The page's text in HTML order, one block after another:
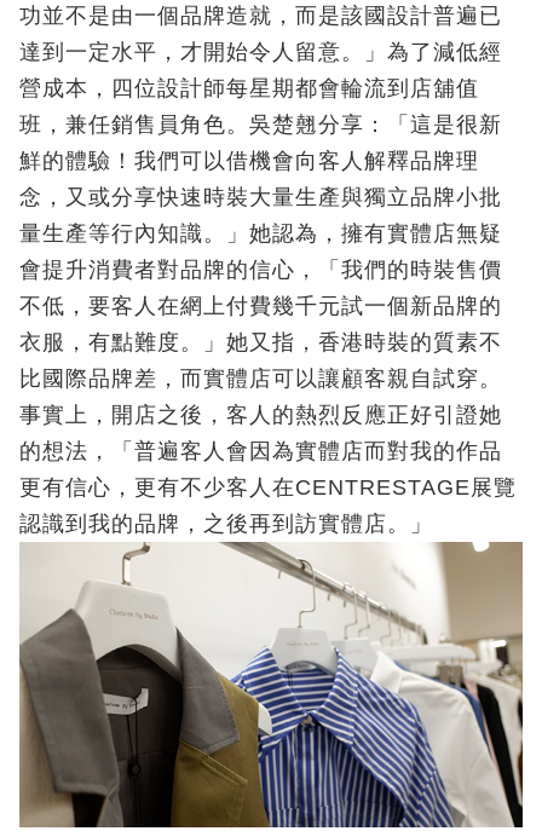
功並不是由一個品牌造就，而是該國設計普遍已
達到一定水平，才開始令人留意。」為了減低經
營成本，四位設計師每星期都會輪流到店舖值
班，兼任銷售員角色。吳楚翹分享：「這是很新
鮮的體驗！我們可以借機會向客人解釋品牌理
念，又或分享快速時裝大量生產與獨立品牌小批
量生產等行內知識。」她認為，擁有實體店無疑
會提升消費者對品牌的信心，「我們的時裝售價
不低，要客人在網上付費幾千元試一個新品牌的
衣服，有點難度。」她又指，香港時裝的質素不
比國際品牌差，而實體店可以讓顧客親自試穿。
事實上，開店之後，客人的熱烈反應正好引證她
的想法，「普遍客人會因為實體店而對我的作品
更有信心，更有不少客人在CENTRESTAGE展覽
認識到我的品牌，之後再到訪實體店。」